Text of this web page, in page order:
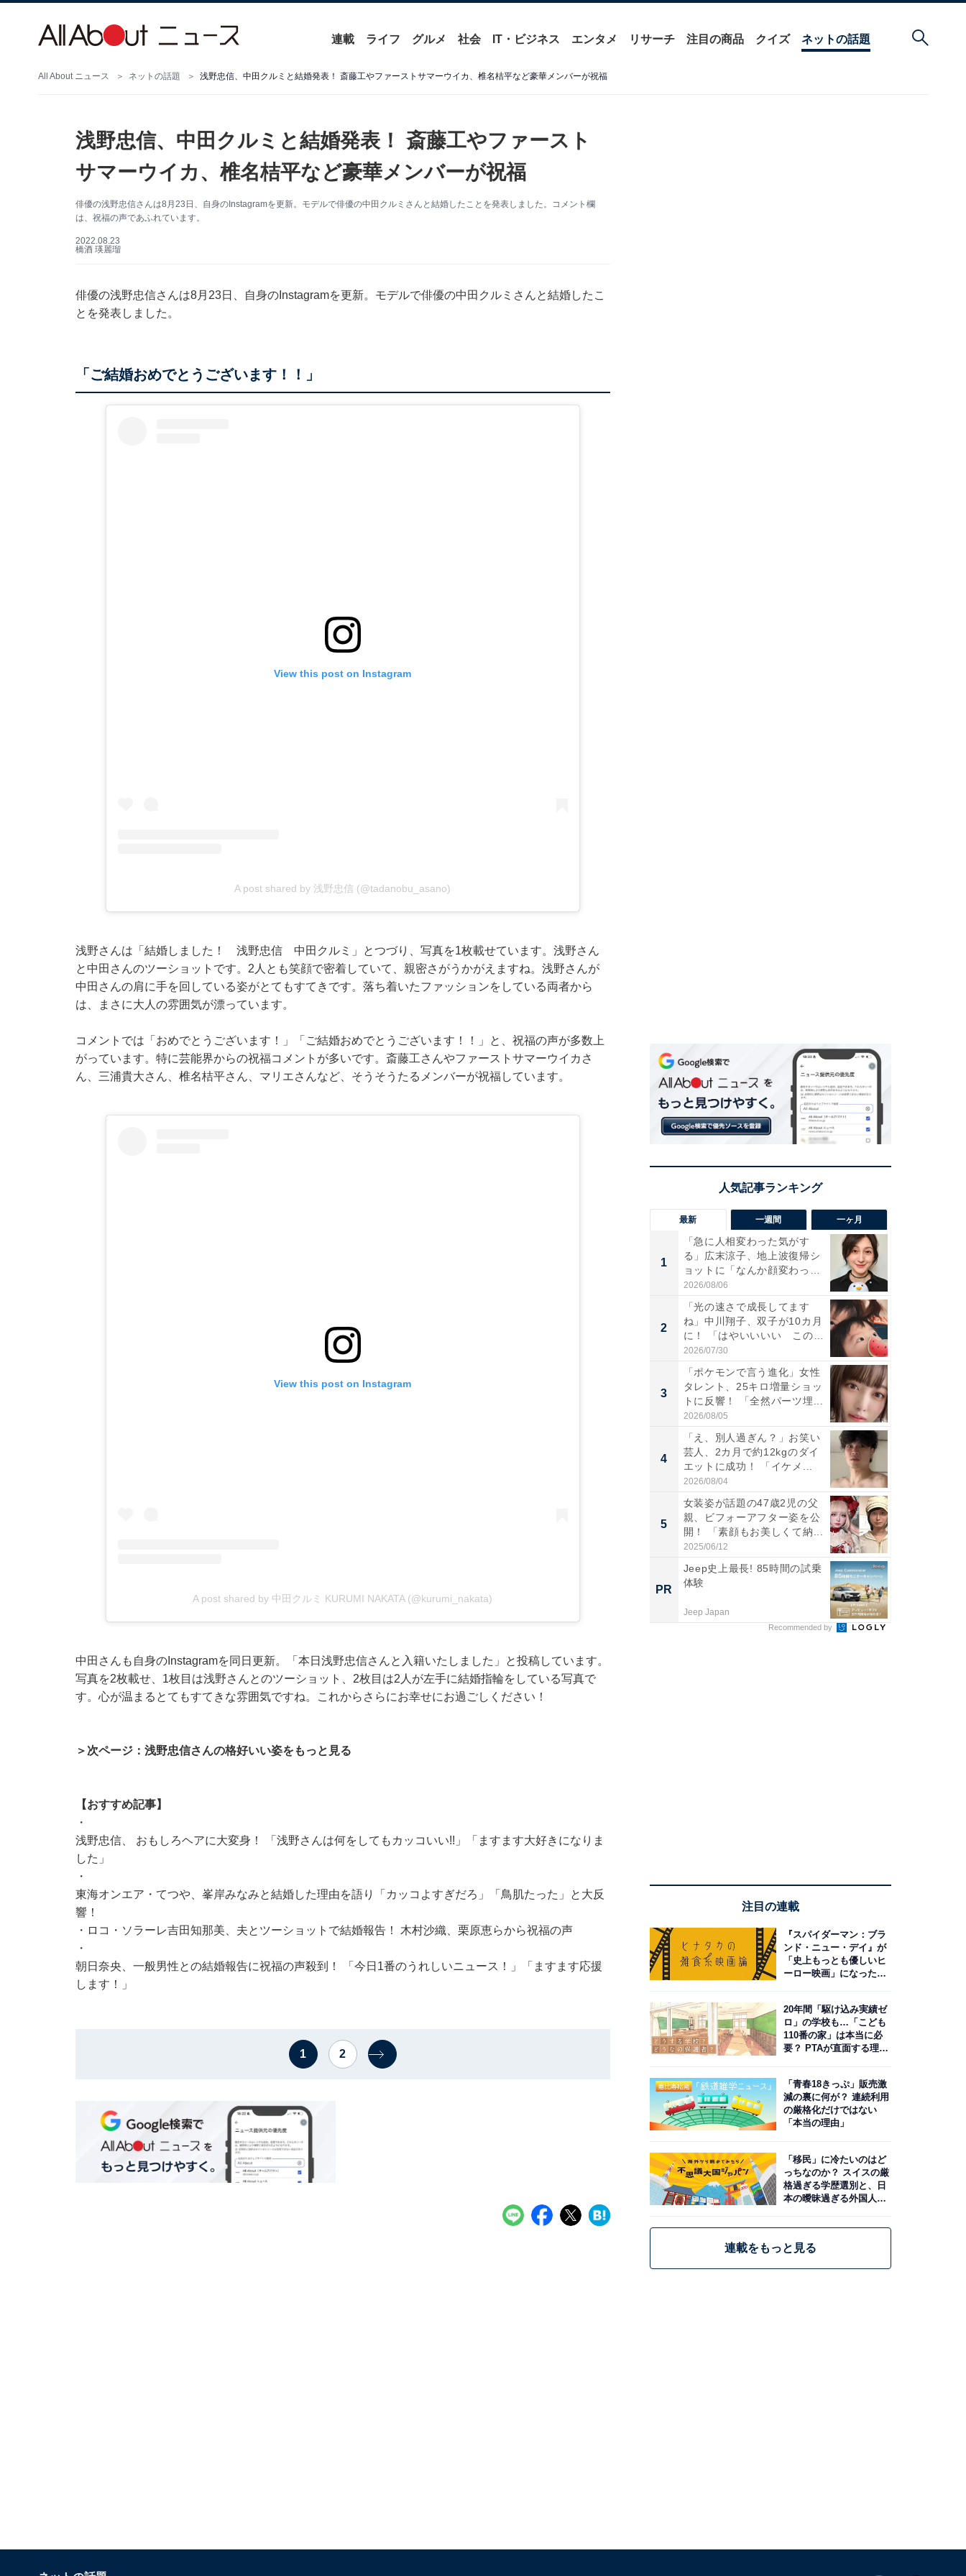
連載 ライフ グルメ 社会 IT・ビジネス エンタメ リサーチ 注目の商品 クイズ ネットの話題
All About ニュース ネットの話題 浅野忠信、中田クルミと結婚発表！ 斎藤工やファーストサマーウイカ、椎名桔平など豪華メンバーが祝福
浅野忠信、中田クルミと結婚発表！ 斎藤工やファースト
サマーウイカ、椎名桔平など豪華メンバーが祝福
俳優の浅野忠信さんは8月23日、自身のInstagramを更新。モデルで俳優の中田クルミさんと結婚したことを発表しました。コメント欄
は、祝福の声であふれています。
2022.08.23
橋酒 瑛麗瑠
俳優の浅野忠信さんは8月23日、自身のInstagramを更新。モデルで俳優の中田クルミさんと結婚したこ
とを発表しました。
「ご結婚おめでとうございます！！」
View this post on Instagram
A post shared by 浅野忠信 (@tadanobu_asano)
浅野さんは「結婚しました！ 浅野忠信 中田クルミ」とつづり、写真を1枚載せています。浅野さん
と中田さんのツーショットです。2人とも笑顔で密着していて、親密さがうかがえますね。浅野さんが
中田さんの肩に手を回している姿がとてもすてきです。落ち着いたファッションをしている両者から
は、まさに大人の雰囲気が漂っています。
コメントでは「おめでとうございます！」「ご結婚おめでとうございます！！」と、祝福の声が多数上
がっています。特に芸能界からの祝福コメントが多いです。斎藤工さんやファーストサマーウイカさ
ん、三浦貴大さん、椎名桔平さん、マリエさんなど、そうそうたるメンバーが祝福しています。
View this post on Instagram
A post shared by 中田クルミ KURUMI NAKATA (@kurumi_nakata)
中田さんも自身のInstagramを同日更新。「本日浅野忠信さんと入籍いたしました」と投稿しています。
写真を2枚載せ、1枚目は浅野さんとのツーショット、2枚目は2人が左手に結婚指輪をしている写真で
す。心が温まるとてもすてきな雰囲気ですね。これからさらにお幸せにお過ごしください！
＞次ページ：浅野忠信さんの格好いい姿をもっと見る
【おすすめ記事】
・
浅野忠信、 おもしろヘアに大変身！ 「浅野さんは何をしてもカッコいい!!」「ますます大好きになりま
した」
・
東海オンエア・てつや、峯岸みなみと結婚した理由を語り「カッコよすぎだろ」「鳥肌たった」と大反
響！
・ ロコ・ソラーレ吉田知那美、夫とツーショットで結婚報告！ 木村沙織、栗原恵らから祝福の声
・
朝日奈央、一般男性との結婚報告に祝福の声殺到！ 「今日1番のうれしいニュース！」「ますます応援
します！」
1 2
最新 一週間 一ヶ月
1
「急に人相変わった気がす
る」広末涼子、地上波復帰シ
ョットに「なんか顔変わっ
た」の...
2026/08/06
2
「光の速さで成長してます
ね」中川翔子、双子が10カ月
に！ 「はやいいいい この
前...
2026/07/30
3
「ポケモンで言う進化」女性
タレント、25キロ増量ショッ
トに反響！ 「全然パーツ埋...
2026/08/05
4
「え、別人過ぎん？」お笑い
芸人、2カ月で約12kgのダイ
エットに成功！ 「イケメ...
2026/08/04
5
女装姿が話題の47歳2児の父
親、ビフォーアフター姿を公
開！ 「素顔もお美しくて納...
2025/06/12
PR
Jeep史上最長! 85時間の試乗
体験
Jeep Japan
Recommended by
注目の連載
『スパイダーマン：ブラ
ンド・ニュー・デイ』が
「史上もっとも優しいヒ
ーロー映画」になった理
20年間「駆け込み実績ゼ
ロ」の学校も…「こども
110番の家」は本当に必
要？ PTAが直面する理想
「青春18きっぷ」販売激
減の裏に何が？ 連続利用
の厳格化だけではない
「本当の理由」
「移民」に冷たいのはど
っちなのか？ スイスの厳
格過ぎる学歴選別と、日
本の曖昧過ぎる外国人政
連載をもっと見る